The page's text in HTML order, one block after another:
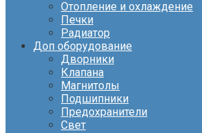
Отопление и охлаждение
Печки
Радиатор
Доп оборудование
Дворники
Клапана
Магнитолы
Подшипники
Предохранители
Свет